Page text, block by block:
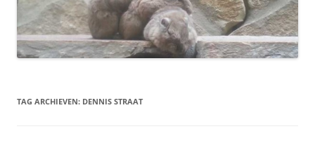
TAG ARCHIEVEN: DENNIS STRAAT